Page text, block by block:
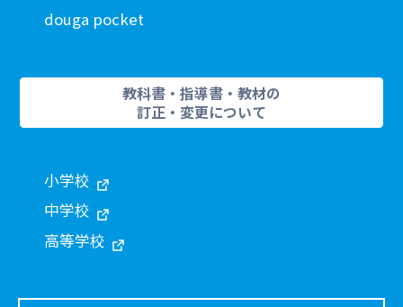
douga pocket
教科書・指導書・教材の
訂正・変更について
小学校
中学校
高等学校